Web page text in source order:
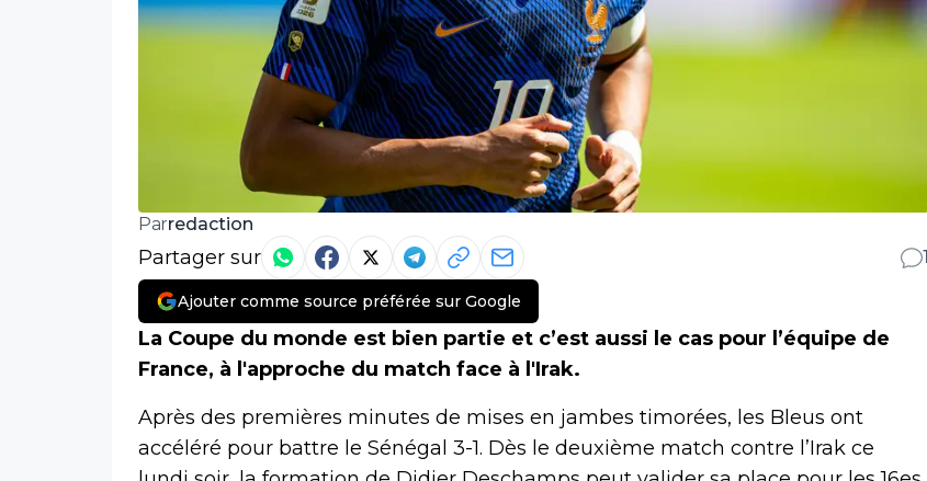
Parredaction
Partager sur 1
Ajouter comme source préférée sur Google
La Coupe du monde est bien partie et c’est aussi le cas pour l’équipe de
France, à l'approche du match face à l'Irak.
Après des premières minutes de mises en jambes timorées, les Bleus ont
accéléré pour battre le Sénégal 3-1. Dès le deuxième match contre l’Irak ce